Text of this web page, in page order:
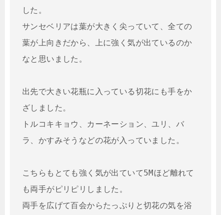
した。
サンセベリアは葉が大きく尖っていて、全ての
葉が上向きだから、上に強く気が出ているのか
なと思いました。
出先で大きい花瓶に入っている切花にも手をか
ざしました。
トルコキキョウ、カーネーション、ユリ、バ
ラ、かすみそうなどの花が入っていました。
こちらもとても強く気が出ていて5Mほど離れて
も両手がピリピリしました。
両手を広げて百会からたっぷりと切花の気を浴